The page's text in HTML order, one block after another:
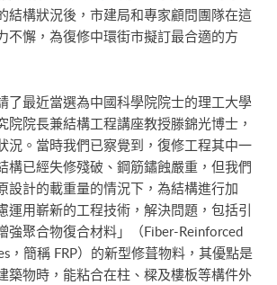
結構狀況後，市建局和專家顧問團隊在這
不懈，為復修中環街市擬訂最合適的方
了最近當選為中國科學院院士的理工大學
院院長兼結構工程講座教授滕錦光博士，
況。當時我們已察覺到，復修工程其中一
構已經失修殘破、鋼筋鏽蝕嚴重，但我們
設計的載重量的情況下，為結構進行加
運用嶄新的工程技術，解決問題，包括引
強聚合物復合材料」（Fiber-Reinforced
，簡稱 FRP）的新型修葺物料，其優點是
築物時，能粘合在柱、樑及樓板等構件外